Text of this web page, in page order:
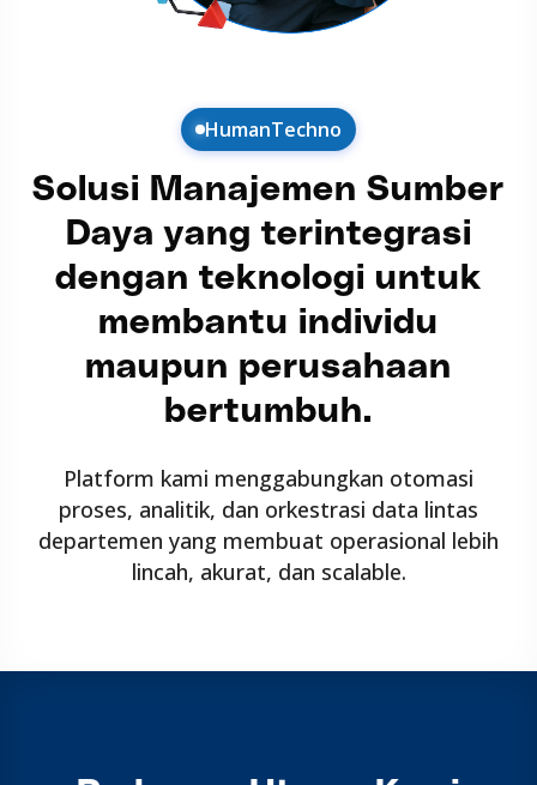
HumanTechno
Solusi Manajemen Sumber
Daya yang terintegrasi
dengan teknologi untuk
membantu individu
maupun perusahaan
bertumbuh.
Platform kami menggabungkan otomasi
proses, analitik, dan orkestrasi data lintas
departemen yang membuat operasional lebih
lincah, akurat, dan scalable.